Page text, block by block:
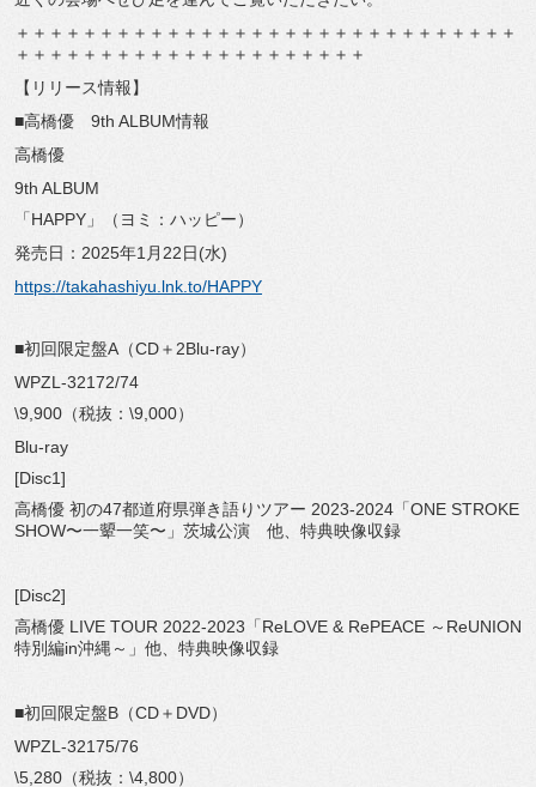
＋＋＋＋＋＋＋＋＋＋＋＋＋＋＋＋＋＋＋＋＋＋＋＋＋＋＋＋＋＋
＋＋＋＋＋＋＋＋＋＋＋＋＋＋＋＋＋＋＋＋＋
【リリース情報】
■高橋優 9th ALBUM情報
高橋優
9th ALBUM
「HAPPY」（ヨミ：ハッピー）
発売日：2025年1月22日(水)
https://takahashiyu.lnk.to/HAPPY
■初回限定盤A（CD＋2Blu-ray）
WPZL-32172/74
\9,900（税抜：\9,000）
Blu-ray
[Disc1]
高橋優 初の47都道府県弾き語りツアー 2023-2024「ONE STROKE
SHOW〜一顰一笑〜」茨城公演 他、特典映像収録
[Disc2]
高橋優 LIVE TOUR 2022-2023「ReLOVE & RePEACE ～ReUNION
特別編in沖縄～」他、特典映像収録
■初回限定盤B（CD＋DVD）
WPZL-32175/76
\5,280（税抜：\4,800）